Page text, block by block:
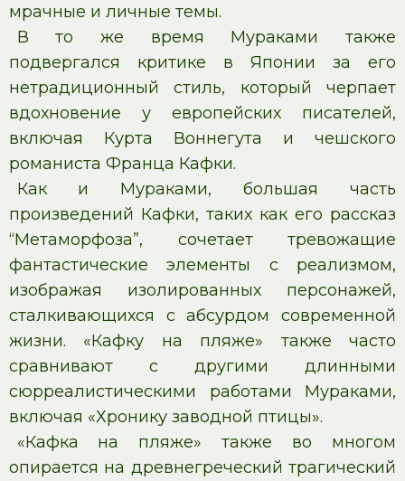
мрачные и личные темы.
В то же время Мураками также
подвергался критике в Японии за его
нетрадиционный стиль, который черпает
вдохновение у европейских писателей,
включая Курта Воннегута и чешского
романиста Франца Кафки.
Как и Мураками, большая часть
произведений Кафки, таких как его рассказ
“Метаморфоза”, сочетает тревожащие
фантастические элементы с реализмом,
изображая изолированных персонажей,
сталкивающихся с абсурдом современной
жизни. «Кафку на пляже» также часто
сравнивают с другими длинными
сюрреалистическими работами Мураками,
включая «Хронику заводной птицы».
«Кафка на пляже» также во многом
опирается на древнегреческий трагический